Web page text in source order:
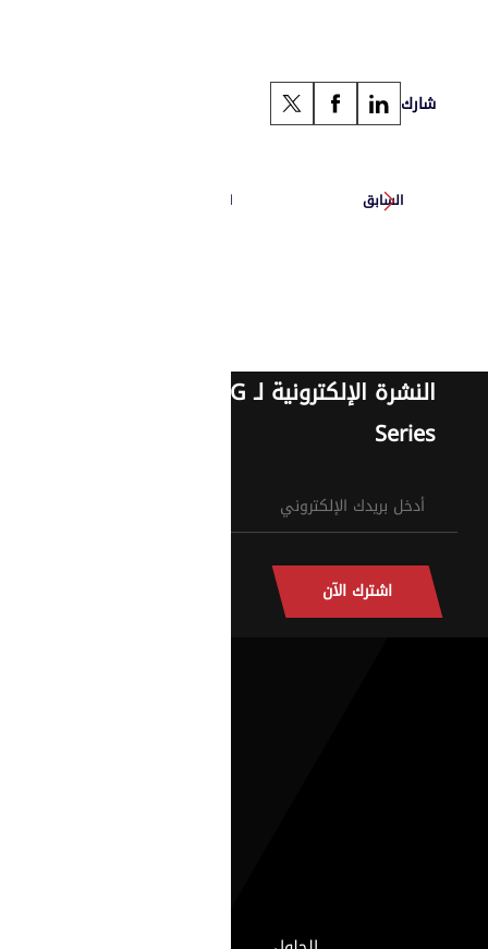
شارك
السابق التالي
النشرة الإلكترونية لـ G
Series
اشترك الآن